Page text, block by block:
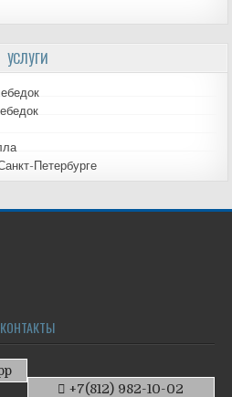
УСЛУГИ
Петербурге
КОНТАКТЫ
+7(812) 982-10-02